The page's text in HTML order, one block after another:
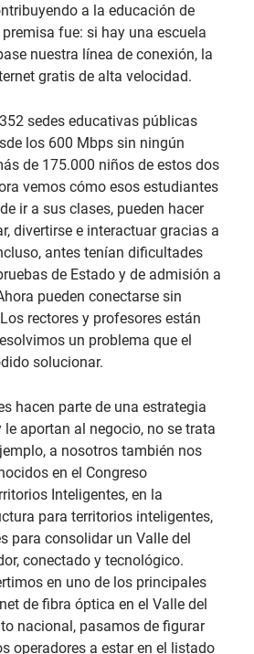
a la educación de
fue: si hay una escuela
nuestra línea de conexión, la
gratis de alta velocidad.
sedes educativas públicas
los 600 Mbps sin ningún
de 175.000 niños de estos dos
vemos cómo esos estudiantes
ir a sus clases, pueden hacer
divertirse e interactuar gracias a
antes tenían dificultades
de Estado y de admisión a
pueden conectarse sin
rectores y profesores están
un problema que el
solucionar.
hacen parte de una estrategia
aportan al negocio, no se trata
a nosotros también nos
en el Congreso
Inteligentes, en la
para territorios inteligentes,
para consolidar un Valle del
conectado y tecnológico.
en uno de los principales
de fibra óptica en el Valle del
nacional, pasamos de figurar
operadores a estar en el listado